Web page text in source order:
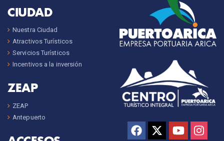
CIUDAD
Nuestra Ciudad
Atractivos Turísticos
Servicios Turísticos
Incentivos a la inversión
ZEAP
ZEAP
Antepuerto